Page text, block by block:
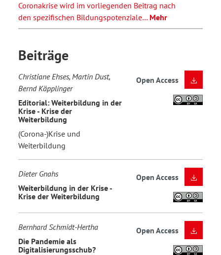
Coronakrise wird im vorliegenden Beitrag nach
den spezifischen Bildungspotenziale… Mehr
Beiträge
Christiane Ehses, Martin Dust,
Bernd Käpplinger
Editorial: Weiterbildung in der
Krise - Krise der
Weiterbildung
(Corona-)Krise und
Weiterbildung
Open Access
Dieter Gnahs
Weiterbildung in der Krise -
Krise der Weiterbildung
Open Access
Bernhard Schmidt-Hertha
Die Pandemie als
Digitalisierungsschub?
Open Access